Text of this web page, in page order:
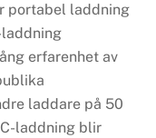
portabel laddning
laddning
erfarenhet av
laddare på 50
laddning blir